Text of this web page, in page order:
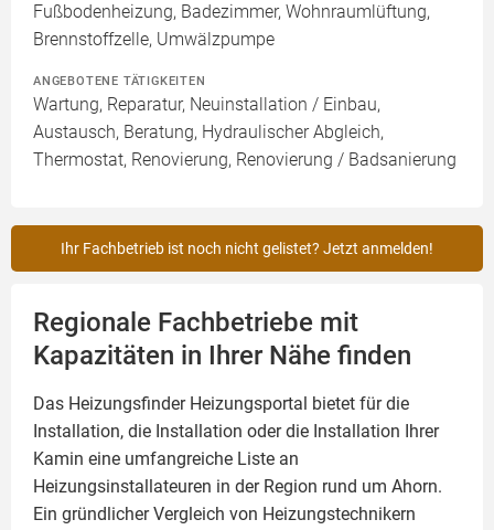
Fußbodenheizung, Badezimmer, Wohnraumlüftung,
Brennstoffzelle, Umwälzpumpe
ANGEBOTENE TÄTIGKEITEN
Wartung, Reparatur, Neuinstallation / Einbau,
Austausch, Beratung, Hydraulischer Abgleich,
Thermostat, Renovierung, Renovierung / Badsanierung
Ihr Fachbetrieb ist noch nicht gelistet? Jetzt anmelden!
Regionale Fachbetriebe mit
Kapazitäten in Ihrer Nähe finden
Das Heizungsfinder Heizungsportal bietet für die
Installation, die Installation oder die Installation Ihrer
Kamin eine umfangreiche Liste an
Heizungsinstallateuren in der Region rund um Ahorn.
Ein gründlicher Vergleich von Heizungstechnikern